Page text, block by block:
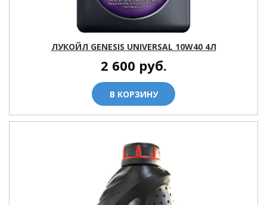
ЛУКОЙЛ GENESIS UNIVERSAL 10W40 4Л
2 600 руб.
В КОРЗИНУ